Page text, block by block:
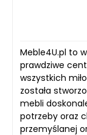
Meble4U.pl to
prawdziwe
wszystkich
została
mebli
potrzeby oraz
przemyślanej